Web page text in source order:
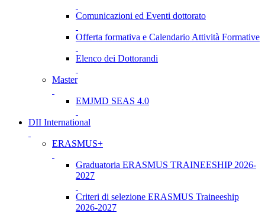
Comunicazioni ed Eventi dottorato
Offerta formativa e Calendario Attività Formative
Elenco dei Dottorandi
Master
EMJMD SEAS 4.0
DII International
ERASMUS+
Graduatoria ERASMUS TRAINEESHIP 2026-
2027
Criteri di selezione ERASMUS Traineeship
2026-2027